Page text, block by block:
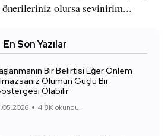
önerileriniz olursa sevinirim...
En Son Yazılar
Bir Belirtisi Eğer Önlem
Ölümün Güçlü Bir
Olabilir
4.8K okundu.